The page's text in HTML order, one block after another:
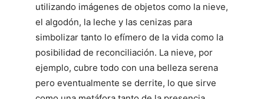
utilizando imágenes de objetos como la nieve,
el algodón, la leche y las cenizas para
simbolizar tanto lo efímero de la vida como la
posibilidad de reconciliación. La nieve, por
ejemplo, cubre todo con una belleza serena
pero eventualmente se derrite, lo que sirve